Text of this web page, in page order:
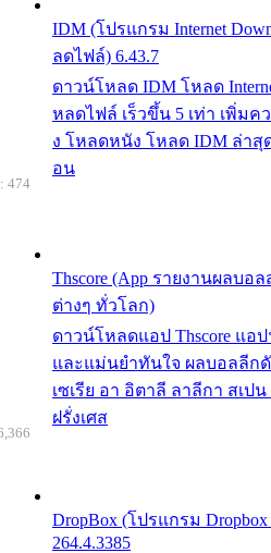
IDM (โปรแกรม Internet
ลดไฟล์) 6.43.7
ดาวน์โหลด IDM โหลด
หลดไฟล์ เร็วขึ้น 5 เท่า เพิ่มค
ง โหลดหนัง โหลด IDM ล่าสุ
อน
Thscore (App รายงานผลบ
ต่างๆ ทั่วโลก)
ดาวน์โหลดแอป Thscore แอ
และแม่นยำทันใจ ผลบอลลีก
เซเรีย อา อิตาลี ลาลีกา สเป
ฝรั่งเศส
474
DropBox (โปรแกรม
264.4.3385